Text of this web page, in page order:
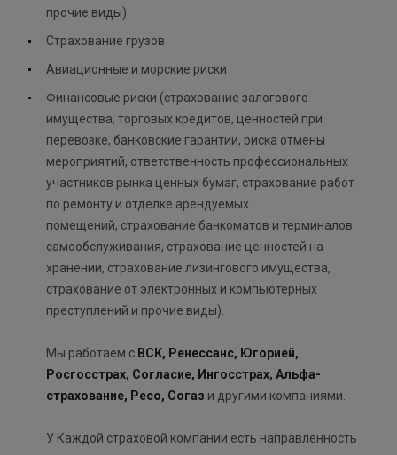
прочие виды)
Страхование грузов
Авиационные и морские риски
Финансовые риски (страхование залогового
имущества, торговых кредитов, ценностей при
перевозке, банковские гарантии, риска отмены
мероприятий, ответственность профессиональных
участников рынка ценных бумаг, страхование работ
по ремонту и отделке арендуемых
помещений, страхование банкоматов и терминалов
самообслуживания, страхование ценностей на
хранении, страхование лизингового имущества,
страхование от электронных и компьютерных
преступлений и прочие виды).
Мы работаем с ВСК, Ренессанс, Югорией,
Росгосстрах, Согласие, Ингосстрах, Альфа-
страхование, Ресо, Согаз и другими компаниями.
У Каждой страховой компании есть направленность